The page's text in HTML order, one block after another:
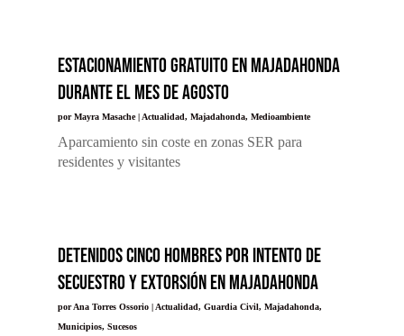
Estacionamiento gratuito en Majadahonda
durante el mes de Agosto
porMayra Masache| Actualidad, Majadahonda, Medioambiente
Aparcamiento sin coste en zonas SER para
residentes y visitantes
Detenidos cinco hombres por intento de
secuestro y extorsión en Majadahonda
porAna Torres Ossorio| Actualidad, Guardia Civil, Majadahonda,
Municipios, Sucesos